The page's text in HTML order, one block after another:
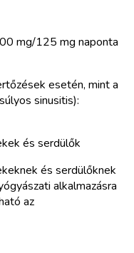
mg/125 mg naponta
esetén, mint a
sinusitis):
és serdülők
és serdülőknek
alkalmazásra
az